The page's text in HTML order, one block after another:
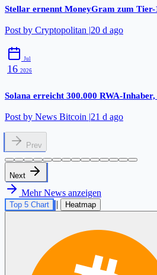
Stellar ernennt MoneyGram zum
Post by Cryptopolitan |20 d ago
Jul
16 2026
Solana erreicht 300.000 RWA-
Post by News Bitcoin |21 d ago
Prev
Next
Mehr News anzeigen
Top 5 Chart | Heatmap